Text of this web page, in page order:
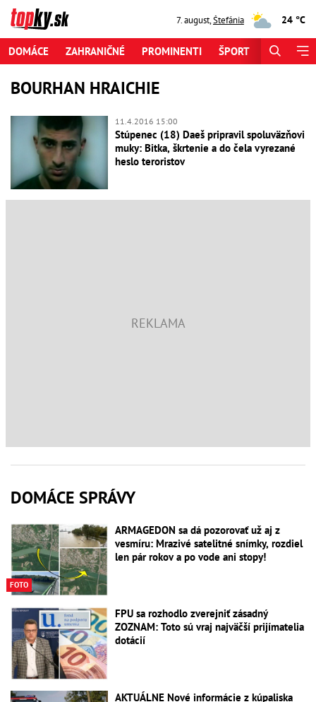
7. august,Štefánia 24 °C
DOMÁCE ZAHRANIČNÉ PROMINENTI ŠPORT
BOURHAN HRAICHIE
11.4.2016 15:00
Stúpenec (18) Daeš pripravil spoluväzňovi
muky: Bitka, škrtenie a do čela vyrezané
heslo teroristov
DOMÁCE SPRÁVY
FOTO
ARMAGEDON sa dá pozorovať už aj z
vesmíru: Mrazivé satelitné snímky, rozdiel
len pár rokov a po vode ani stopy!
FPU sa rozhodlo zverejniť zásadný
ZOZNAM: Toto sú vraj najväčší prijímatelia
dotácií
AKTUÁLNE Nové informácie z kúpaliska